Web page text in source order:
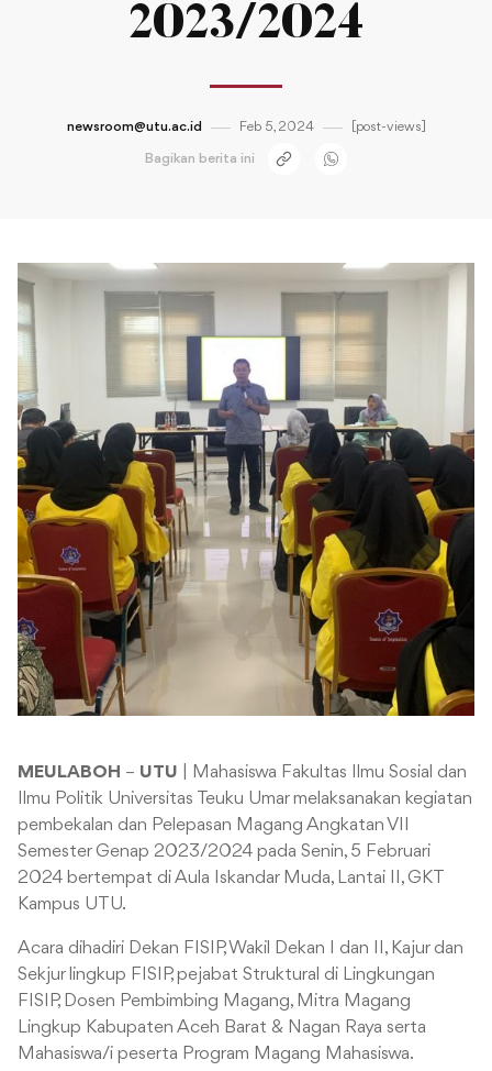
2023/2024
newsroom@utu.ac.id Feb 5, 2024 [post-views]
Bagikan berita ini
MEULABOH – UTU | Mahasiswa Fakultas Ilmu Sosial dan
Ilmu Politik Universitas Teuku Umar melaksanakan kegiatan
pembekalan dan Pelepasan Magang Angkatan VII
Semester Genap 2023/2024 pada Senin, 5 Februari
2024 bertempat di Aula Iskandar Muda, Lantai II, GKT
Kampus UTU.
Acara dihadiri Dekan FISIP, Wakil Dekan I dan II, Kajur dan
Sekjur lingkup FISIP, pejabat Struktural di Lingkungan
FISIP, Dosen Pembimbing Magang, Mitra Magang
Lingkup Kabupaten Aceh Barat & Nagan Raya serta
Mahasiswa/i peserta Program Magang Mahasiswa.